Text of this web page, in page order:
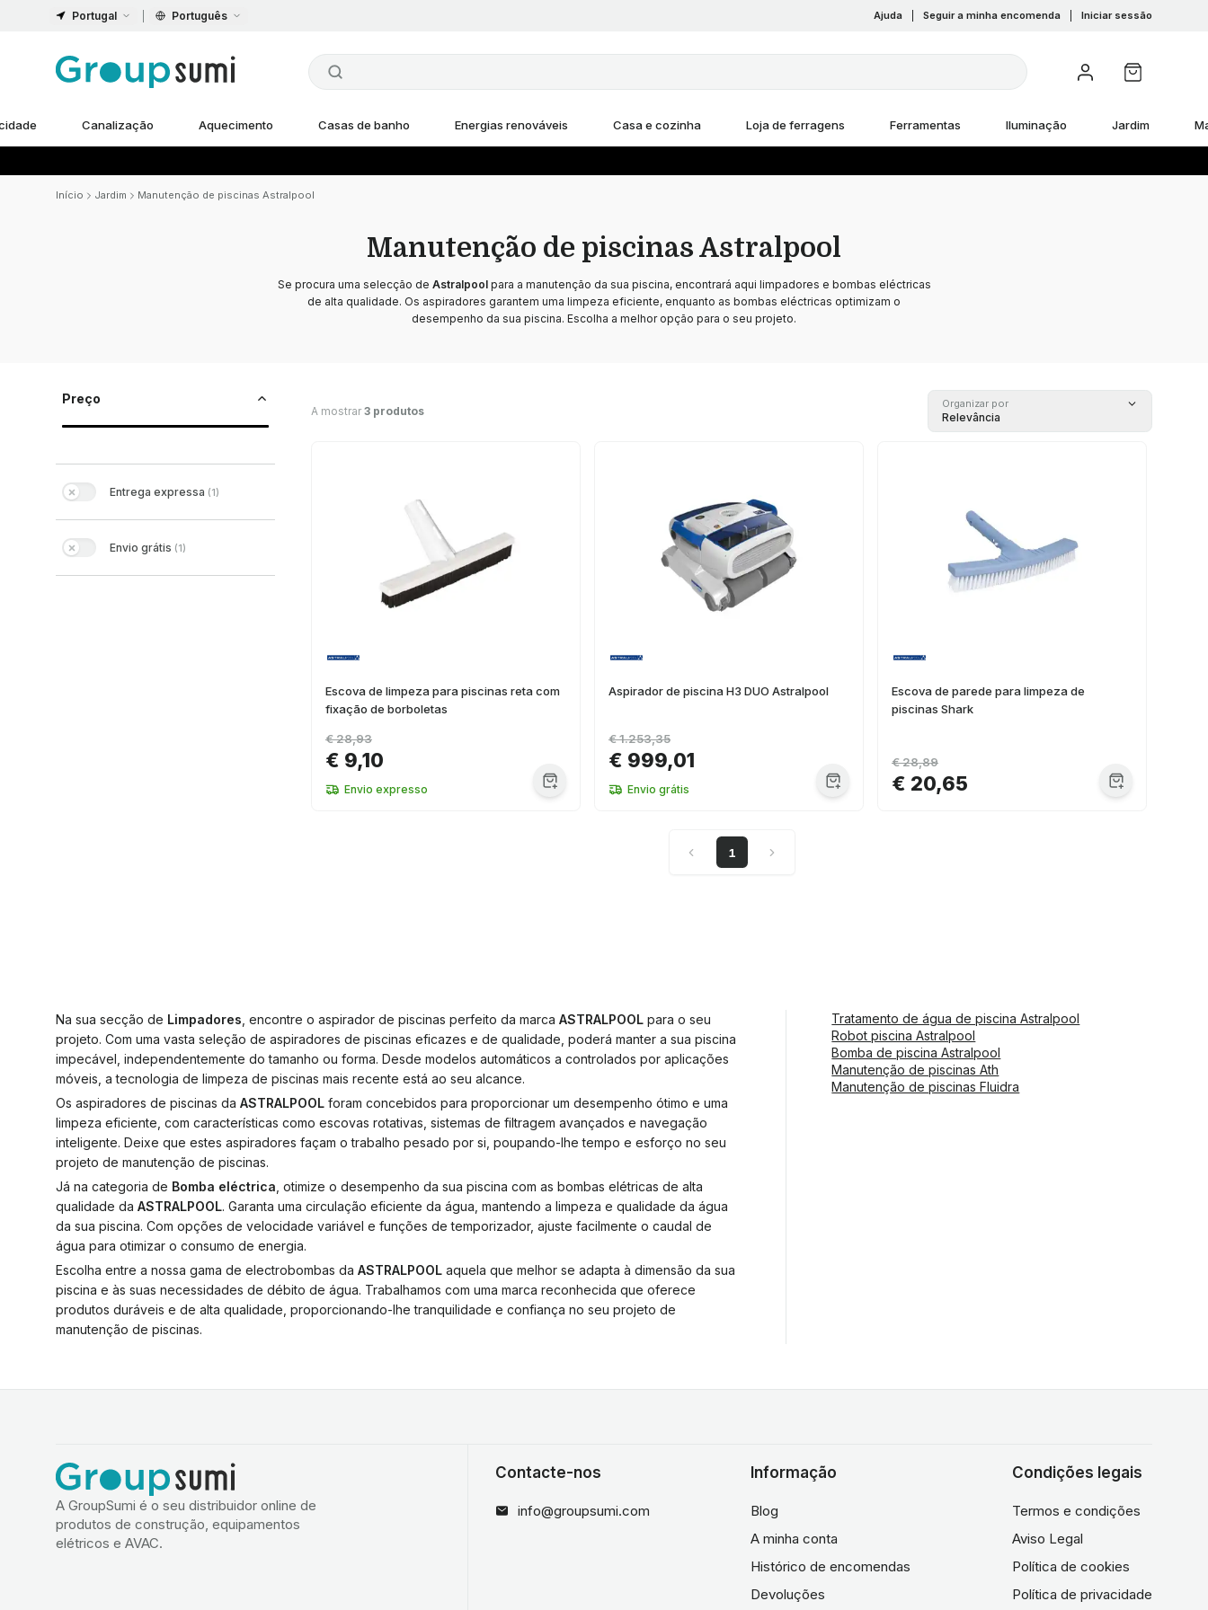
Portugal Português Ajuda Seguir a minha encomenda Iniciar sessão
Canalização Aquecimento Casas de banho Energias renováveis Casa e cozinha Loja de ferragens Ferramentas Iluminação Jardim
Início Jardim Manutenção de piscinas Astralpool
Manutenção de piscinas Astralpool
Se procura uma selecção de Astralpoolpara a manutenção da sua piscina, encontrará aqui limpadores e bombas eléctricas
de alta qualidade. Os aspiradores garantem uma limpeza eficiente, enquanto as bombas eléctricas optimizam o
desempenho da sua piscina. Escolha a melhor opção para o seu projeto.
Preço
Entrega expressa (1)
Envio grátis (1)
A mostrar 3 produtos
Organizar por
Relevância
Escova de limpeza para piscinas reta com
fixação de borboletas
€ 9,10
€ 28,93
Envio expresso
Aspirador de piscina H3 DUO Astralpool
€ 999,01
€ 1.253,35
Envio grátis
Escova de parede para limpeza de
piscinas Shark
€ 20,65
€ 28,89
1
Na sua secção de Limpadores , encontre o aspirador de piscinas perfeito da marca ASTRALPOOL para o seu
projeto. Com uma vasta seleção de aspiradores de piscinas eficazes e de qualidade, poderá manter a sua piscina
impecável, independentemente do tamanho ou forma. Desde modelos automáticos a controlados por aplicações
móveis, a tecnologia de limpeza de piscinas mais recente está ao seu alcance.
Os aspiradores de piscinas da ASTRALPOOL foram concebidos para proporcionar um desempenho ótimo e uma
limpeza eficiente, com características como escovas rotativas, sistemas de filtragem avançados e navegação
inteligente. Deixe que estes aspiradores façam o trabalho pesado por si, poupando-lhe tempo e esforço no seu
projeto de manutenção de piscinas.
Já na categoria de Bomba eléctrica , otimize o desempenho da sua piscina com as bombas elétricas de alta
qualidade da ASTRALPOOL. Garanta uma circulação eficiente da água, mantendo a limpeza e qualidade da água
da sua piscina. Com opções de velocidade variável e funções de temporizador, ajuste facilmente o caudal de
água para otimizar o consumo de energia.
Escolha entre a nossa gama de electrobombas da ASTRALPOOL aquela que melhor se adapta à dimensão da sua
piscina e às suas necessidades de débito de água. Trabalhamos com uma marca reconhecida que oferece
produtos duráveis e de alta qualidade, proporcionando-lhe tranquilidade e confiança no seu projeto de
manutenção de piscinas.
Tratamento de água de piscina Astralpool
Robot piscina Astralpool
Bomba de piscina Astralpool
Manutenção de piscinas Ath
Manutenção de piscinas Fluidra
A GroupSumi é o seu distribuidor online de
produtos de construção, equipamentos
elétricos e AVAC.
Contacte-nos
info@groupsumi.com
Informação
Blog
A minha conta
Histórico de encomendas
Devoluções
Condições legais
Termos e condições
Aviso Legal
Política de cookies
Política de privacidade